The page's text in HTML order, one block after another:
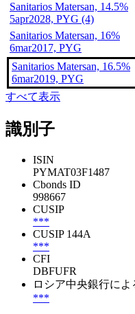
Sanitarios Matersan, 14.5%
5apr2028, PYG (4)
Sanitarios Matersan, 16%
6mar2017, PYG
Sanitarios Matersan, 16.5%
6mar2019, PYG
すべて表示
識別子
ISIN
PYMAT03F1487
Cbonds ID
998667
CUSIP
***
CUSIP 144A
***
CFI
DBFUFR
ロシア中央銀行に
***